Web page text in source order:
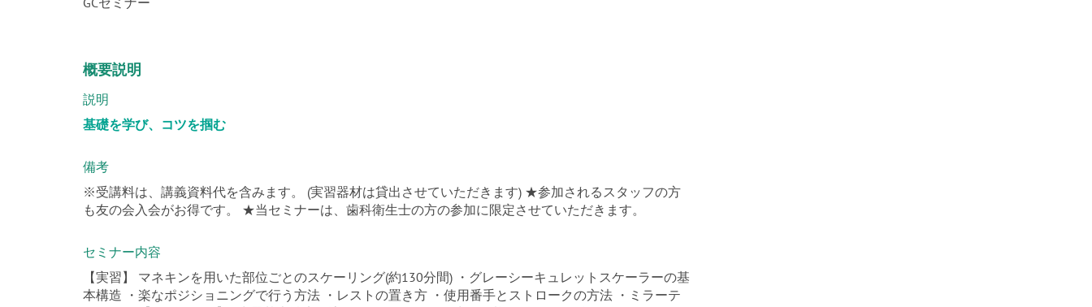
概要説明
説明
基礎を学び、コツを掴む
備考
※受講料は、講義資料代を含みます。 (実習器材は貸出させていただきます) ★参加されるスタッフの方
も友の会入会がお得です。 ★当セミナーは、歯科衛生士の方の参加に限定させていただきます。
セミナー内容
【実習】 マネキンを用いた部位ごとのスケーリング(約130分間) ・グレーシーキュレットスケーラーの基
本構造 ・楽なポジショニングで行う方法 ・レストの置き方 ・使用番手とストロークの方法 ・ミラーテ